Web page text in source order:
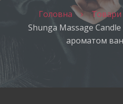
Головна Товари
Shunga Massage
ароматом